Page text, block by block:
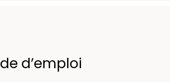
d’emploi